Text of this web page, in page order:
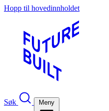
Hopp til hovedinnholdet
Søk Meny